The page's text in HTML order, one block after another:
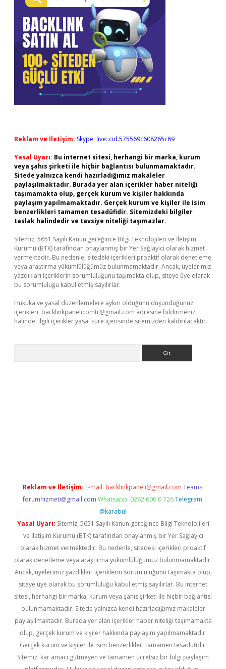
Reklam ve İletişim: Skype: live:.cid.575569c608265c69
Yasal Uyarı: Bu internet sitesi, herhangi bir marka, kurum
veya şahıs şirketi ile hiçbir bağlantısı bulunmamaktadır.
Sitede yalnızca kendi hazırladığımız makaleler
paylaşılmaktadır. Burada yer alan içerikler haber niteliği
taşımamakta olup, gerçek kurum ve kişiler hakkında
paylaşım yapılmamaktadır. Gerçek kurum ve kişiler ile isim
benzerlikleri tamamen tesadüfidir. Sitemizdeki bilgiler
taslak halindedir ve tavsiye niteliği taşımazlar.
Sitemiz, 5651 Sayılı Kanun gereğince Bilgi Teknolojileri ve İletişim
Kurumu (BTK) tarafından onaylanmış bir Yer Sağlayıcı olarak hizmet
vermektedir. Bu nedenle, sitedeki içerikleri proaktif olarak denetleme
veya araştırma yükümlülüğümüz bulunmamaktadır. Ancak, üyelerimiz
yazdıkları içeriklerin sorumluluğunu taşımakta olup, siteye üye olarak
bu sorumluluğu kabul etmiş sayılırlar.
Hukuka ve yasal düzenlemelere aykırı olduğunu düşündüğünüz
içerikleri, backlinkpanelicomtr@gmail.com adresine bildirmeniz
halinde, ilgili içerikler yasal süre içerisinde sitemizden kaldırılacaktır.
Reklam ve İletişim: E-mail: backlinkpaneli@gmail.com Teams:
forumhizmeti@gmail.com Whatsapp: 0262 606 0 726 Telegram:
@karabul
Yasal Uyarı: Sitemiz, 5651 Sayılı Kanun gereğince Bilgi Teknolojileri
ve İletişim Kurumu (BTK) tarafından onaylanmış bir Yer Sağlayıcı
olarak hizmet vermektedir. Bu nedenle, sitedeki içerikleri proaktif
olarak denetleme veya araştırma yükümlülüğümüz bulunmamaktadır.
Ancak, üyelerimiz yazdıkları içeriklerin sorumluluğunu taşımakta olup,
siteye üye olarak bu sorumluluğu kabul etmiş sayılırlar. Bu internet
sitesi, herhangi bir marka, kurum veya şahıs şirketi ile hiçbir bağlantısı
bulunmamaktadır. Sitede yalnızca kendi hazırladığımız makaleler
paylaşılmaktadır. Burada yer alan içerikler haber niteliği taşımamakta
olup, gerçek kurum ve kişiler hakkında paylaşım yapılmamaktadır.
Gerçek kurum ve kişiler ile isim benzerlikleri tamamen tesadüfidir.
Sitemiz, kar amacı gütmeyen ve tamamen ücretsiz bir bilgi paylaşım